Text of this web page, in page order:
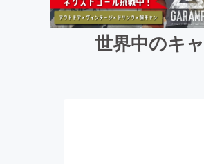
世界中のキ